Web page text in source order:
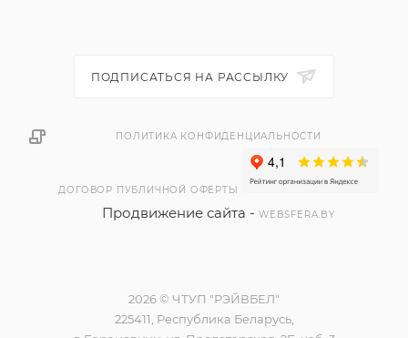
ПОДПИСАТЬСЯ НА РАССЫЛКУ
ПОЛИТИКА КОНФИДЕНЦИАЛЬНОСТИ
ДОГОВОР ПУБЛИЧНОЙ ОФЕРТЫ
Продвижение сайта -WEBSFERA.BY
2026 © ЧТУП "РЭЙВБЕЛ"
225411, Республика Беларусь,